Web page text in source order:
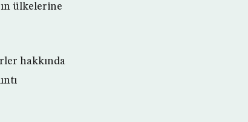
ülkelerine
hakkında